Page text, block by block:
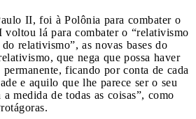
II, foi à Polônia para combater o
lá para combater o “relativismo
relativismo”, as novas bases do
que nega que possa haver
ficando por conta de cada
e aquilo que lhe parece ser o seu
a medida de todas as coisas”, como